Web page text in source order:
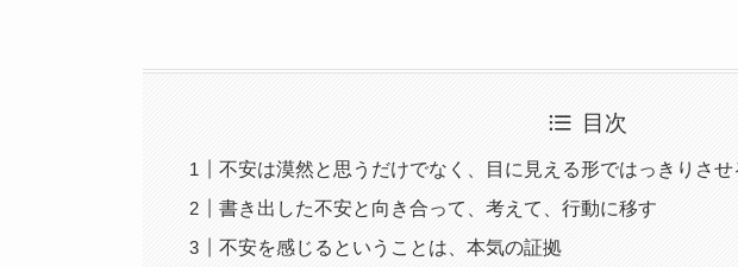
目次
不安は漠然と思うだけでなく、目に見える形ではっきりさせ
書き出した不安と向き合って、考えて、行動に移す
不安を感じるということは、本気の証拠